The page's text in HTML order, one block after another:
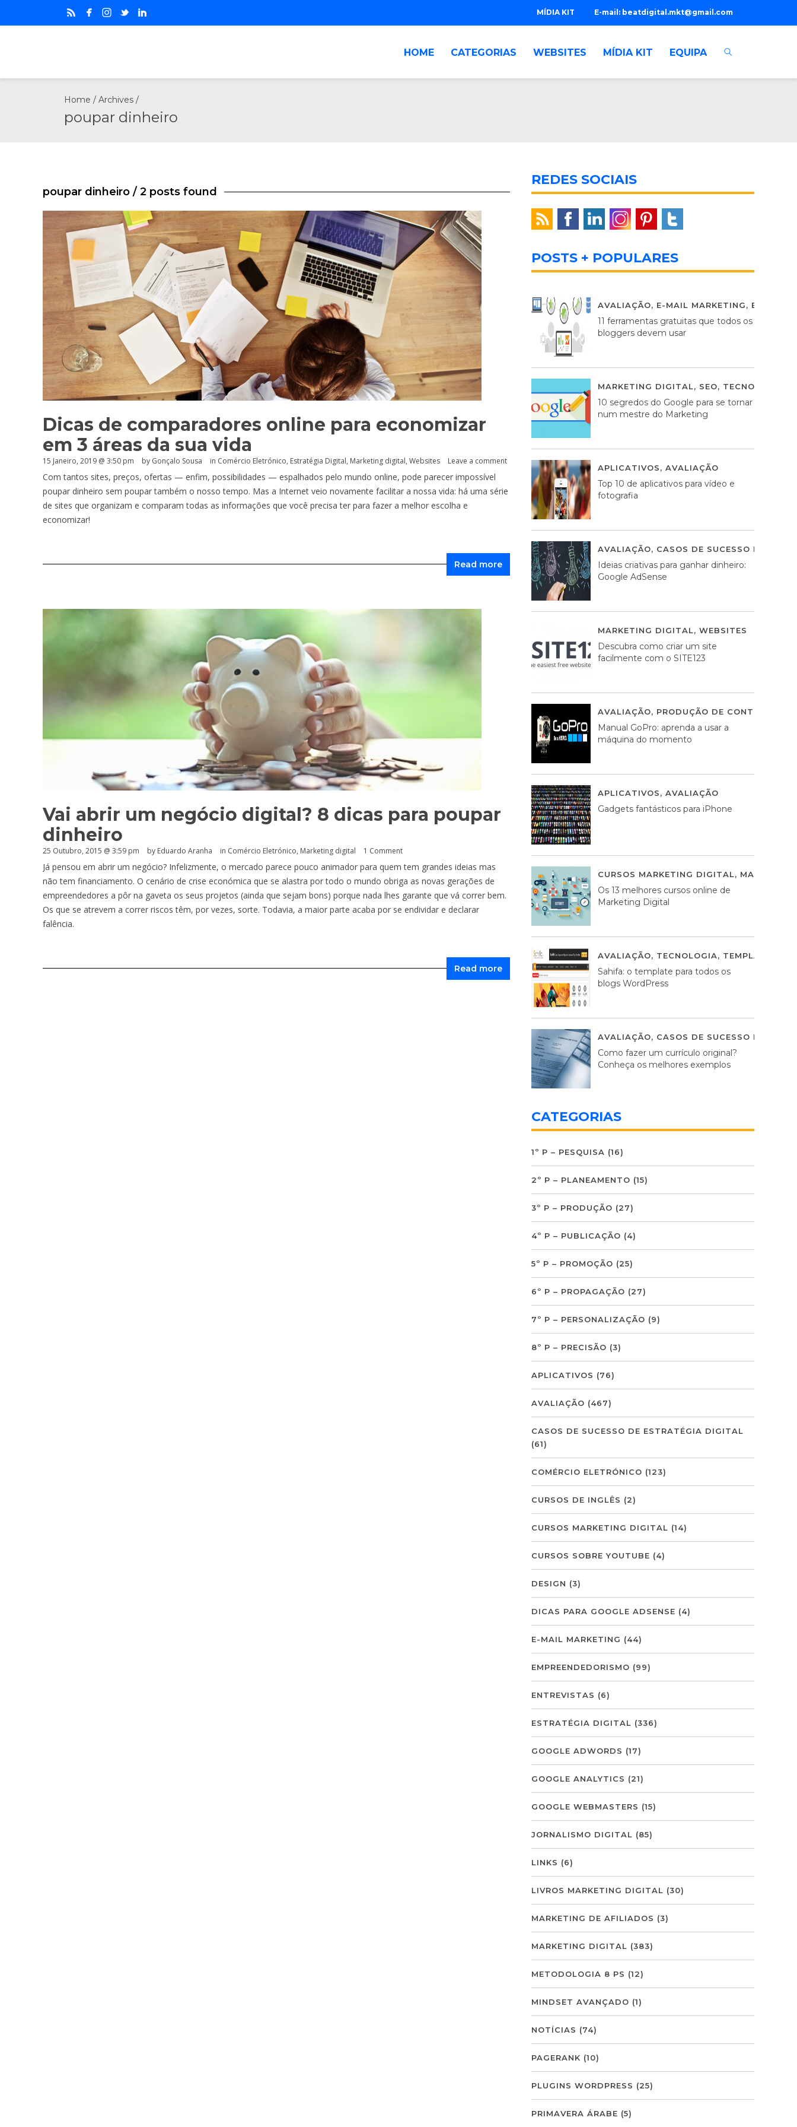
E-mail: beatdigital.mkt@gmail.com
MÍDIA KIT
HOME CATEGORIAS WEBSITES MÍDIA KIT EQUIPA
Home / Archives /
poupar dinheiro
poupar dinheiro / 2 posts found
Dicas de comparadores online para economizar
em 3 áreas da sua vida
15 Janeiro, 2019 @ 3:50 pm by Gonçalo Sousa in Comércio Eletrónico, Estratégia Digital, Marketing digital, Websites Leave a comment
Com tantos sites, preços, ofertas — enfim, possibilidades — espalhados pelo mundo online, pode parecer impossível
poupar dinheiro sem poupar também o nosso tempo. Mas a Internet veio novamente facilitar a nossa vida: há uma série
de sites que organizam e comparam todas as informações que você precisa ter para fazer a melhor escolha e
economizar!
Read more
Vai abrir um negócio digital? 8 dicas para poupar
dinheiro
25 Outubro, 2015 @ 3:59 pm by Eduardo Aranha in Comércio Eletrónico, Marketing digital 1 Comment
Já pensou em abrir um negócio? Infelizmente, o mercado parece pouco animador para quem tem grandes ideias mas
não tem financiamento. O cenário de crise económica que se alastra por todo o mundo obriga as novas gerações de
empreendedores a pôr na gaveta os seus projetos (ainda que sejam bons) porque nada lhes garante que vá correr bem.
Os que se atrevem a correr riscos têm, por vezes, sorte. Todavia, a maior parte acaba por se endividar e declarar
falência.
Read more
REDES SOCIAIS
POSTS + POPULARES
AVALIAÇÃO, E-MAIL MARKETING,
11 ferramentas gratuitas que todos os
bloggers devem usar
MARKETING DIGITAL, SEO, TECNOLOGIA
10 segredos do Google para se tornar
num mestre do Marketing
APLICATIVOS, AVALIAÇÃO
Top 10 de aplicativos para vídeo e
fotografia
AVALIAÇÃO, CASOS DE SUCESSO DE
Ideias criativas para ganhar dinheiro:
Google AdSense
MARKETING DIGITAL, WEBSITES
Descubra como criar um site
facilmente com o SITE123
AVALIAÇÃO, PRODUÇÃO DE CONTEÚDOS
Manual GoPro: aprenda a usar a
máquina do momento
APLICATIVOS, AVALIAÇÃO
Gadgets fantásticos para iPhone
CURSOS MARKETING DIGITAL,
Os 13 melhores cursos online de
Marketing Digital
AVALIAÇÃO, TECNOLOGIA, TEMPLATES
Sahifa: o template para todos os
blogs WordPress
AVALIAÇÃO, CASOS DE SUCESSO DE
Como fazer um currículo original?
Conheça os melhores exemplos
CATEGORIAS
1º P – PESQUISA (16)
2º P – PLANEAMENTO (15)
3º P – PRODUÇÃO (27)
4º P – PUBLICAÇÃO (4)
5º P – PROMOÇÃO (25)
6º P – PROPAGAÇÃO (27)
7º P – PERSONALIZAÇÃO (9)
8º P – PRECISÃO (3)
APLICATIVOS (76)
AVALIAÇÃO (467)
CASOS DE SUCESSO DE ESTRATÉGIA DIGITAL
(61)
COMÉRCIO ELETRÓNICO (123)
CURSOS DE INGLÊS (2)
CURSOS MARKETING DIGITAL (14)
CURSOS SOBRE YOUTUBE (4)
DESIGN (3)
DICAS PARA GOOGLE ADSENSE (4)
E-MAIL MARKETING (44)
EMPREENDEDORISMO (99)
ENTREVISTAS (6)
ESTRATÉGIA DIGITAL (336)
GOOGLE ADWORDS (17)
GOOGLE ANALYTICS (21)
GOOGLE WEBMASTERS (15)
JORNALISMO DIGITAL (85)
LINKS (6)
LIVROS MARKETING DIGITAL (30)
MARKETING DE AFILIADOS (3)
MARKETING DIGITAL (383)
METODOLOGIA 8 PS (12)
MINDSET AVANÇADO (1)
NOTÍCIAS (74)
PAGERANK (10)
PLUGINS WORDPRESS (25)
PRIMAVERA ÁRABE (5)